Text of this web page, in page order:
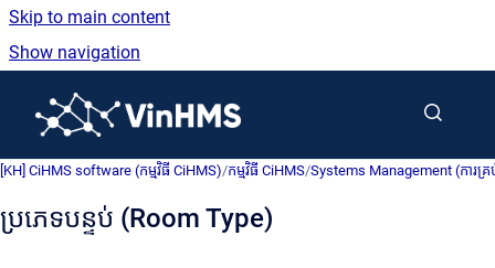
Skip to main content
Show navigation
[KH] CiHMS software (កម្មវិធី CiHMS)/កម្មវិធី CiHMS/Systems Management (ការគ្រ
ប្រភេទបន្ទប់ (Room Type)